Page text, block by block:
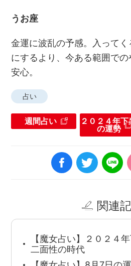
うお座
金運に波乱の予感。入って
にするより、今ある範囲で
安心。
占い
週間占い ２０２４年下
の運勢
関連
【魔女占い】２０２４
二面性の時代